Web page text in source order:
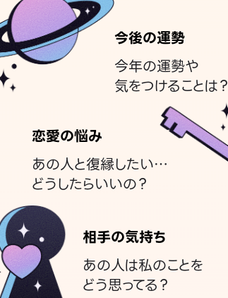
今後の運勢
今年の運勢や
気をつけることは？
恋愛の悩み
あの人と復縁したい…
どうしたらいいの？
相手の気持ち
あの人は私のことを
どう思ってる？